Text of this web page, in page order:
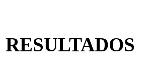
RESULTADOS